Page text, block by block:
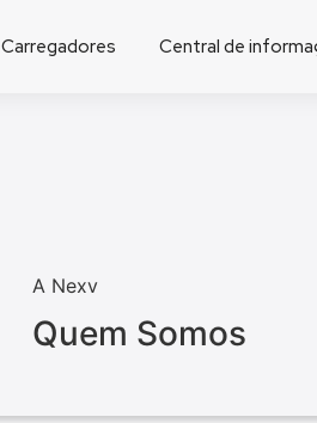
Carregadores Central de
A Nexv
Quem Somos